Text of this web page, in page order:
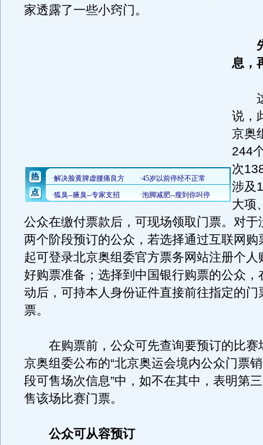
家透露了一些小窍门。
息，
这
说，
京奥
244
次
涉及
大项
公众在缴付票款后，可现场领取门票。对于
两个阶段预订的公众，若选择通过互联网购
起可登录北京奥组委官方票务网站注册个人
好购票准备；选择到中国银行购票的公众，
动后，可持本人身份证件直接前往指定的门
票。
在购票前，公众可先查询要预订的比赛
京奥组委公布的“北京奥运会境内公众门
段可售场次信息”中，如不在其中，表明第
售该场比赛门票。
公众可从容预订